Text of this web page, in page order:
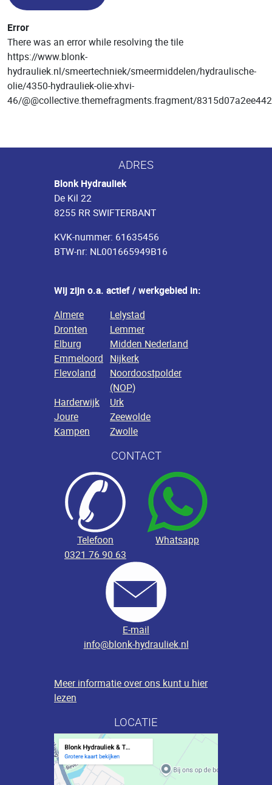
Error
There was an error while resolving the tile
https://www.blonk-
hydrauliek.nl/smeertechniek/smeermiddelen/hydraulische-
olie/4350-hydrauliek-olie-xhvi-
46/@@collective.themefragments.fragment/
ADRES
Blonk Hydrauliek
De Kil 22
8255 RR SWIFTERBANT
KVK-nummer: 61635456
BTW-nr: NL001665949B16
Wij zijn o.a. actief / werkgebied in:
Almere
Lelystad
Dronten
Lemmer
Elburg
Midden Nederland
Emmeloord Nijkerk
Flevoland
Noordoostpolder
(NOP)
Harderwijk
Urk
Joure
Zeewolde
Kampen
Zwolle
CONTACT
Telefoon
Whatsapp
0321 76 90 63
E-mail
info@blonk-hydrauliek.nl
Meer informatie over ons kunt u hier
lezen
LOCATIE